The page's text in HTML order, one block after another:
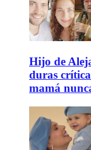
Hijo de
duras
mamá